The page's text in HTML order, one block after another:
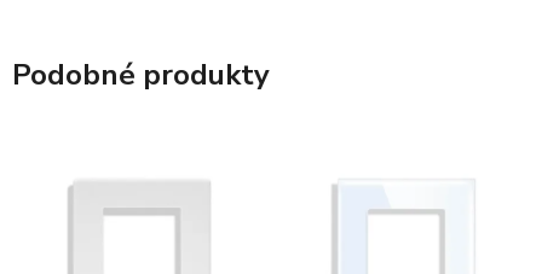
Podobné produkty